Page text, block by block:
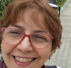
Haber
Haber